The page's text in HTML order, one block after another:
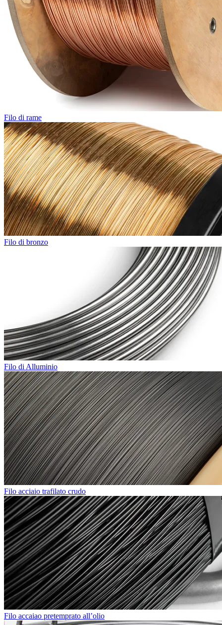
Filo di rame
Filo di bronzo
Filo di Alluminio
Filo acciaio trafilato crudo
Filo accaiao pretemprato all’olio